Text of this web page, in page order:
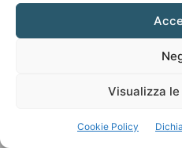
Visualizza
Cookie Policy